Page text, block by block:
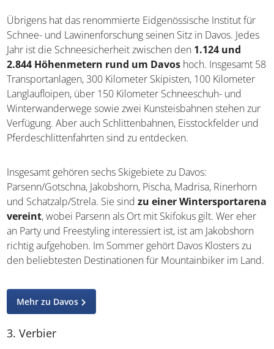
Übrigens hat das renommierte Eidgenössische Institut für
Schnee- und Lawinenforschung seinen Sitz in Davos. Jedes
Jahr ist die Schneesicherheit zwischen den 1.124 und
2.844 Höhenmetern rund um Davos hoch. Insgesamt 58
Transportanlagen, 300 Kilometer Skipisten, 100 Kilometer
Langlaufloipen, über 150 Kilometer Schneeschuh- und
Winterwanderwege sowie zwei Kunsteisbahnen stehen zur
Verfügung. Aber auch Schlittenbahnen, Eisstockfelder und
Pferdeschlittenfahrten sind zu entdecken.
Insgesamt gehören sechs Skigebiete zu Davos:
Parsenn/Gotschna, Jakobshorn, Pischa, Madrisa, Rinerhorn
und Schatzalp/Strela. Sie sindzu einer Wintersportarena
vereint, wobei Parsenn als Ort mit Skifokus gilt. Wer eher
an Party und Freestyling interessiert ist, ist am Jakobshorn
richtig aufgehoben. Im Sommer gehört Davos Klosters zu
den beliebtesten Destinationen für Mountainbiker im Land.
Mehr zu Davos
3. Verbier